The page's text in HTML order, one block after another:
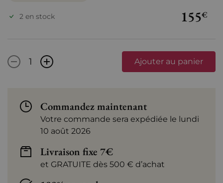
155€
2 en stock
- + Ajouter au panier
Commandez maintenant
Votre commande sera expédiée le lundi
10 août 2026
Livraison fixe 7€
et GRATUITE dès 500 € d’achat